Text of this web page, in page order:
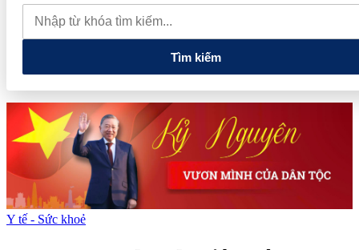
lao dốc mất mốc 100.000 đồng/kg
Chính phủ kiến tạo hệ sinh
thái phát triển, nâng tầm kinh tế tư nhân
Tìm kiếm
Y tế - Sức khoẻ